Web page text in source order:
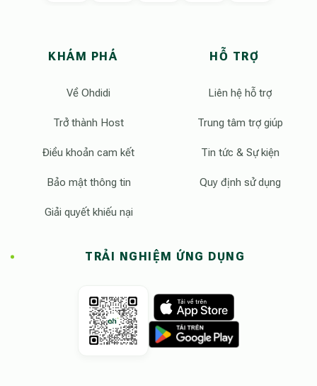
KHÁM PHÁ
Về Ohdidi
Trở thành Host
Điều khoản cam kết
Bảo mật thông tin
Giải quyết khiếu nại
HỖ TRỢ
Liên hệ hỗ trợ
Trung tâm trợ giúp
Tin tức & Sự kiện
Quy định sử dụng
TRẢI NGHIỆM ỨNG DỤNG